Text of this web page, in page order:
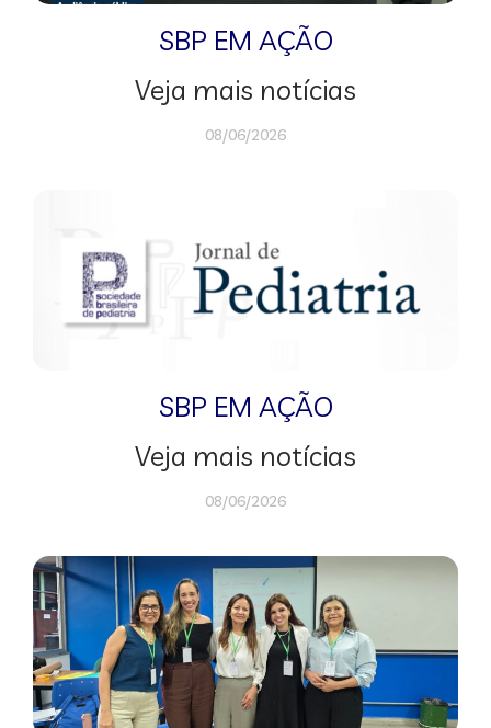
SBP EM AÇÃO
Veja mais notícias
08/06/2026
SBP EM AÇÃO
Veja mais notícias
08/06/2026